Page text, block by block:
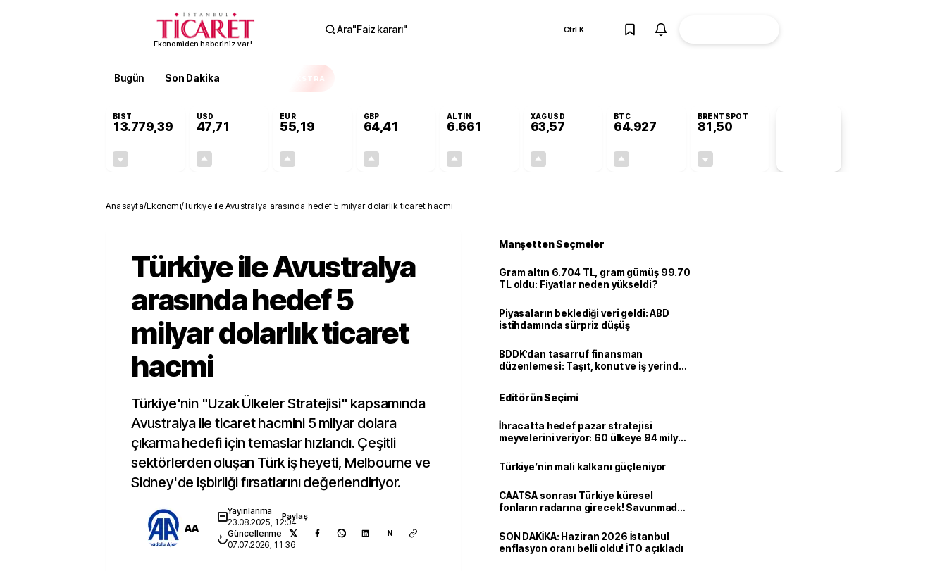
Ekonomiden haberiniz var!
Ara"Faiz kararı" Ctrl K
Bugün Son Dakika EKSTRA
BIST
13.779,39
USD
47,71
EUR
55,19
GBP
64,41
ALTIN
6.661
XAGUSD
63,57
BTC
64.927
BRENTSPOT
81,50
Anasayfa/Ekonomi/Türkiye ile Avustralya arasında hedef 5 milyar dolarlık ticaret hacmi
Türkiye ile Avustralya
arasında hedef 5
milyar dolarlık ticaret
hacmi
Türkiye'nin "Uzak Ülkeler Stratejisi" kapsamında
Avustralya ile ticaret hacmini 5 milyar dolara
çıkarma hedefi için temaslar hızlandı. Çeşitli
sektörlerden oluşan Türk iş heyeti, Melbourne ve
Sidney'de işbirliği fırsatlarını değerlendiriyor.
AA
Yayınlanma
23.08.2025, 12:04
Güncellenme
07.07.2026, 11:36
Paylaş
N
Manşetten Seçmeler
Gram altın 6.704 TL, gram gümüş 99.70
TL oldu: Fiyatlar neden yükseldi?
Piyasaların beklediği veri geldi: ABD
istihdamında sürpriz düşüş
BDDK’dan tasarruf finansman
düzenlemesi: Taşıt, konut ve iş yerinde
Editörün Seçimi
İhracatta hedef pazar stratejisi
meyvelerini veriyor: 60 ülkeye 94 milyar
Türkiye’nin mali kalkanı güçleniyor
CAATSA sonrası Türkiye küresel
fonların radarına girecek! Savunmadan
SON DAKİKA: Haziran 2026 İstanbul
enflasyon oranı belli oldu! İTO açıkladı